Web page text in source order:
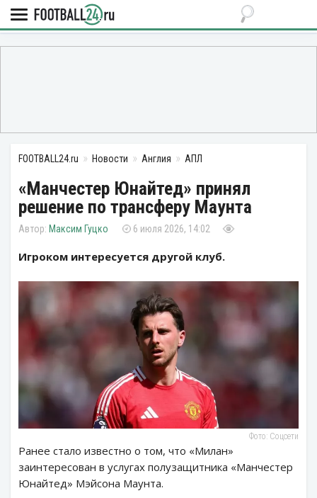
FOOTBALL24.ru Новости Англия АПЛ
«Манчестер Юнайтед» принял
решение по трансферу Маунта
Максим Гуцко 6 июля 2026, 14:02
Игроком интересуется другой клуб.
Фото: Соцсети
Ранее стало известно о том, что «Милан»
заинтересован в услугах полузащитника «Манчестер
Юнайтед» Мэйсона Маунта.